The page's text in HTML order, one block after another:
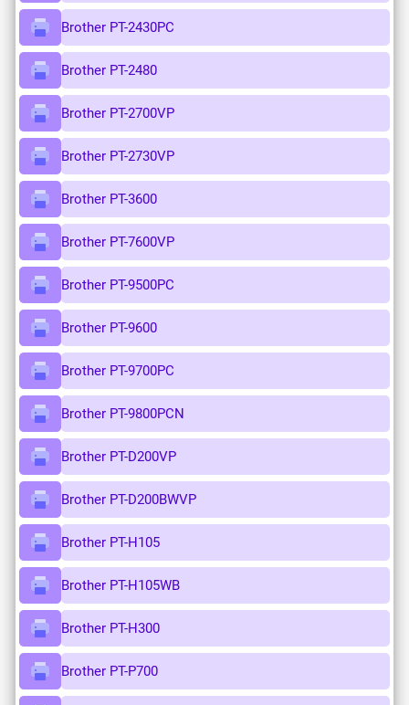
Brother PT-2430PC
Brother PT-2480
Brother PT-2700VP
Brother PT-2730VP
Brother PT-3600
Brother PT-7600VP
Brother PT-9500PC
Brother PT-9600
Brother PT-9700PC
Brother PT-9800PCN
Brother PT-D200VP
Brother PT-D200BWVP
Brother PT-H105
Brother PT-H105WB
Brother PT-H300
Brother PT-P700